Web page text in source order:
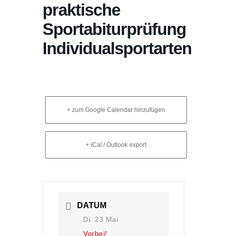
praktische
Sportabiturprüfung
Individualsportarten
+ zum Google Calendar hinzufügen
+ iCal / Outlook export
DATUM
Di. 23 Mai
Vorbei!